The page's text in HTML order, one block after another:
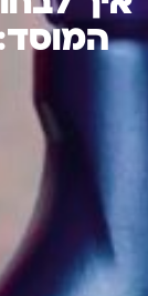
המוסד: